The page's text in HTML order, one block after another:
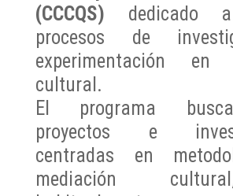
(CCCQS) dedicado
procesos de
experimentación en
cultural.
El programa
proyectos e
centradas en
mediación